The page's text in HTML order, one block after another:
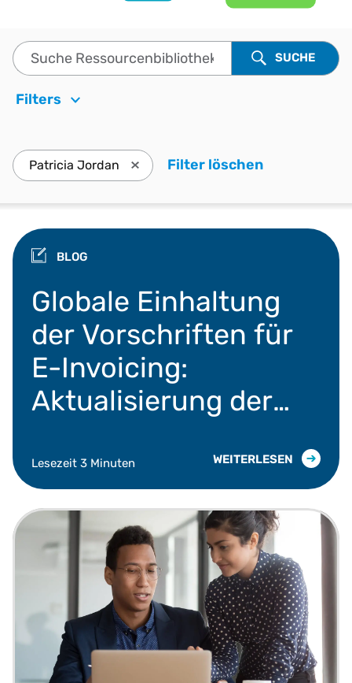
Filters
Suche Ressourcenbibliothek SUCHE
Patricia Jordan Drücken Sie die Eingabetaste,
Filter löschen
BLOG
Globale Einhaltung
der Vorschriften für
E-Invoicing:
Aktualisierung der
Bestimmungen im
Juni 2026
Lesezeit 3 Minuten WEITERLESEN